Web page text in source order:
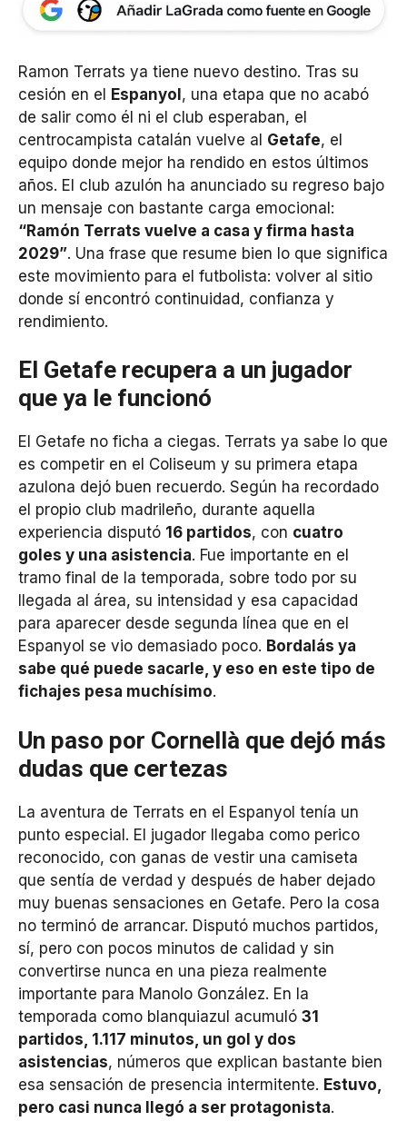
Ramon Terrats ya tiene nuevo destino. Tras su
cesión en el Espanyol, una etapa que no acabó
de salir como él ni el club esperaban, el
centrocampista catalán vuelve al Getafe, el
equipo donde mejor ha rendido en estos últimos
años. El club azulón ha anunciado su regreso bajo
un mensaje con bastante carga emocional:
“Ramón Terrats vuelve a casa y firma hasta
2029”. Una frase que resume bien lo que significa
este movimiento para el futbolista: volver al sitio
donde sí encontró continuidad, confianza y
rendimiento.
El Getafe recupera a un jugador
que ya le funcionó
El Getafe no ficha a ciegas. Terrats ya sabe lo que
es competir en el Coliseum y su primera etapa
azulona dejó buen recuerdo. Según ha recordado
el propio club madrileño, durante aquella
experiencia disputó 16 partidos, con cuatro
goles y una asistencia. Fue importante en el
tramo final de la temporada, sobre todo por su
llegada al área, su intensidad y esa capacidad
para aparecer desde segunda línea que en el
Espanyol se vio demasiado poco. Bordalás ya
sabe qué puede sacarle, y eso en este tipo de
fichajes pesa muchísimo.
Un paso por Cornellà que dejó más
dudas que certezas
La aventura de Terrats en el Espanyol tenía un
punto especial. El jugador llegaba como perico
reconocido, con ganas de vestir una camiseta
que sentía de verdad y después de haber dejado
muy buenas sensaciones en Getafe. Pero la cosa
no terminó de arrancar. Disputó muchos partidos,
sí, pero con pocos minutos de calidad y sin
convertirse nunca en una pieza realmente
importante para Manolo González. En la
temporada como blanquiazul acumuló 31
partidos, 1.117 minutos, un gol y dos
asistencias, números que explican bastante bien
esa sensación de presencia intermitente. Estuvo,
pero casi nunca llegó a ser protagonista.